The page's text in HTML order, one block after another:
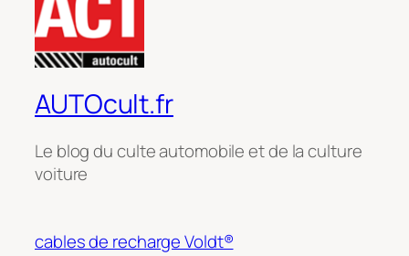
AUTOcult.fr
Le blog du culte automobile et de la culture
voiture
cables de recharge Voldt®